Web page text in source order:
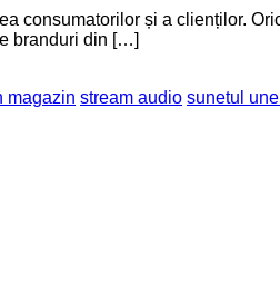
consumatorilor și a clienților.
branduri din […]
magazin stream audio sunetul